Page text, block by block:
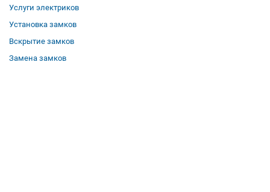
Услуги электриков
Установка замков
Вскрытие замков
Замена замков